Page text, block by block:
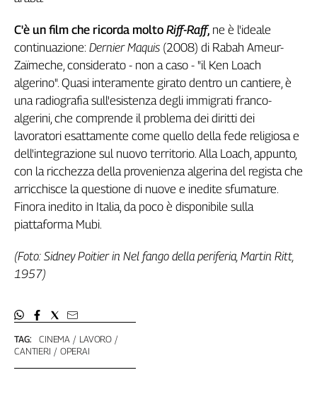
Emilia-
Friuli
Venezia
Giulia
Lazio
Liguria
Lombardia
Marche
Piemonte
Puglia
Sardegna
Sicilia
Toscana
Trentino
Umbria
Veneto
Archivio
TAG: CINEMA
LAVORO
CANTIERI
OPERAI
C'è un film che ricorda molto Riff-Raff, ne è l'ideale
continuazione: Dernier Maquis (2008) di Rabah Ameur-
Zaïmeche, considerato - non a caso - "il Ken Loach
algerino". Quasi interamente girato dentro un cantiere, è
una radiografia sull'esistenza degli immigrati franco-
algerini, che comprende il problema dei diritti dei
lavoratori esattamente come quello della fede religiosa e
dell'integrazione sul nuovo territorio. Alla Loach, appunto,
con la ricchezza della provenienza algerina del regista che
arricchisce la questione di nuove e inedite sfumature.
Finora inedito in Italia, da poco è disponibile sulla
piattaforma Mubi.
(Foto: Sidney Poitier in Nel fango della periferia, Martin Ritt,
1957)